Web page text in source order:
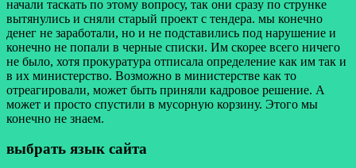
начали таскать по этому вопросу, так они сразу по струнке
вытянулись и сняли старый проект с тендера. мы конечно
денег не заработали, но и не подставились под нарушение и
конечно не попали в черные списки. Им скорее всего ничего
не было, хотя прокуратура отписала определение как им так и
в их министерство. Возможно в министерстве как то
отреагировали, может быть приняли кадровое решение. А
может и просто спустили в мусорную корзину. Этого мы
конечно не знаем.
выбрать язык сайта